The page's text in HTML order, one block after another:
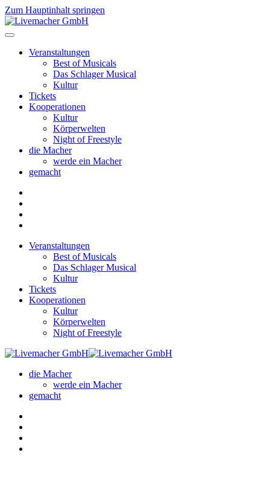
Zum Hauptinhalt springen
Veranstaltungen
Best of Musicals
Das Schlager Musical
Kultur
Tickets
Kooperationen
Kultur
Körperwelten
Night of Freestyle
die Macher
werde ein Macher
gemacht
Veranstaltungen
Best of Musicals
Das Schlager Musical
Kultur
Tickets
Kooperationen
Kultur
Körperwelten
Night of Freestyle
die Macher
werde ein Macher
gemacht